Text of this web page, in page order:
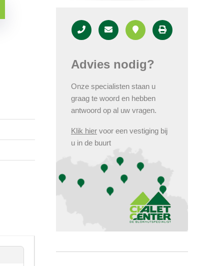
Advies nodig?
Onze specialisten staan u
graag te woord en hebben
antwoord op al uw vragen.
Klik hier voor een vestiging bij
u in de buurt